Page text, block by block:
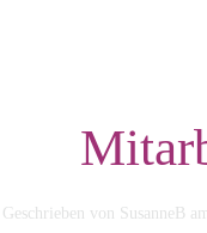
Geschrieben von SusanneB